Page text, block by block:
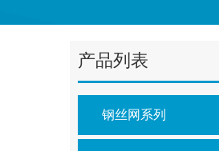
产品列表
钢丝网系列